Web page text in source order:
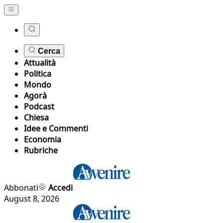
Cerca
Attualità
Politica
Mondo
Agorà
Podcast
Chiesa
Idee e Commenti
Economia
Rubriche
Abbonati
Accedi
August 8, 2026